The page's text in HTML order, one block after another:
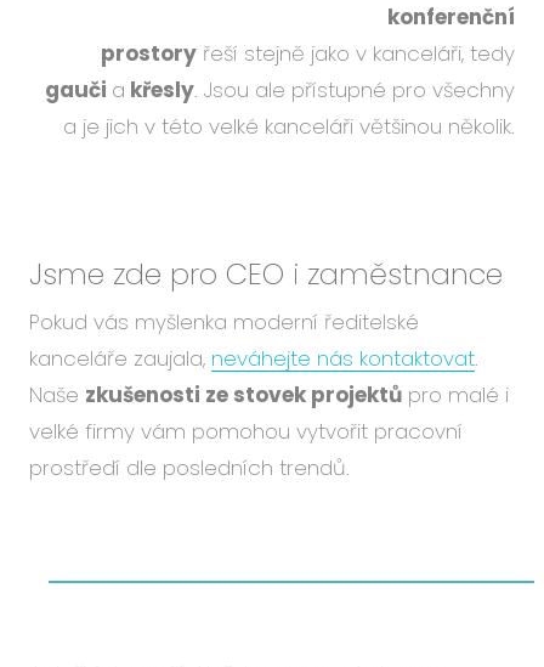
konferenční
prostory řeší stejně jako v kanceláři, tedy
gauči a křesly. Jsou ale přístupné pro všechny
a je jich v této velké kanceláři většinou několik.
Jsme zde pro CEO i zaměstnance
Pokud vás myšlenka moderní ředitelské
kanceláře zaujala, neváhejte nás kontaktovat.
Naše zkušenosti ze stovek projektů pro malé i
velké firmy vám pomohou vytvořit pracovní
prostředí dle posledních trendů.